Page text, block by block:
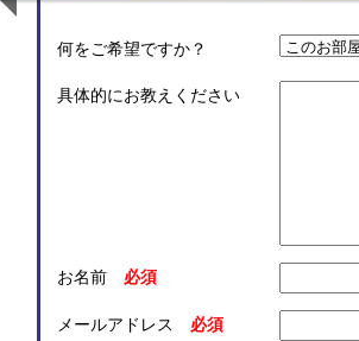
何をご希望ですか？
具体的にお教えください
お名前
メールアドレス